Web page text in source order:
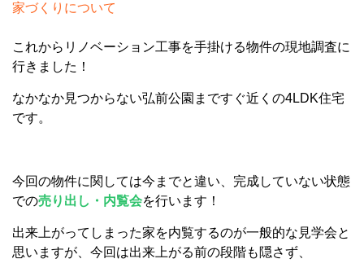
家づくりについて
これからリノベーション工事を手掛ける物件の現地調査に
行きました！
なかなか見つからない弘前公園まですぐ近くの4LDK住宅
です。
今回の物件に関しては今までと違い、完成していない状態
での売り出し・内覧会を行います！
出来上がってしまった家を内覧するのが一般的な見学会と
思いますが、今回は出来上がる前の段階も隠さず、